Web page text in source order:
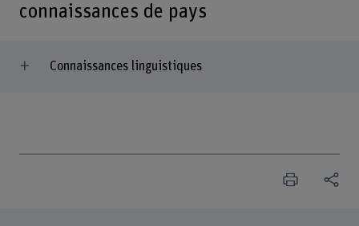
connaissances de pays
Connaissances linguistiques